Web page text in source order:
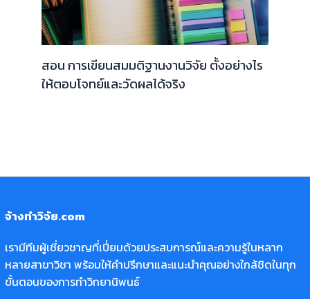
สอน การเขียนสมมติฐานงานวิจัย ตั้งอย่างไร
ให้ตอบโจทย์และวัดผลได้จริง
จ้างทำวิจัย.com
เรามีทีมผู้เชี่ยวชาญที่เปี่ยมด้วยประสบการณ์และความรู้ในหลาก
หลายสาขาวิชา พร้อมให้คำปรึกษาและแนะนำคุณอย่างใกล้ชิดในทุก
ขั้นตอนของการทำวิทยานิพนธ์